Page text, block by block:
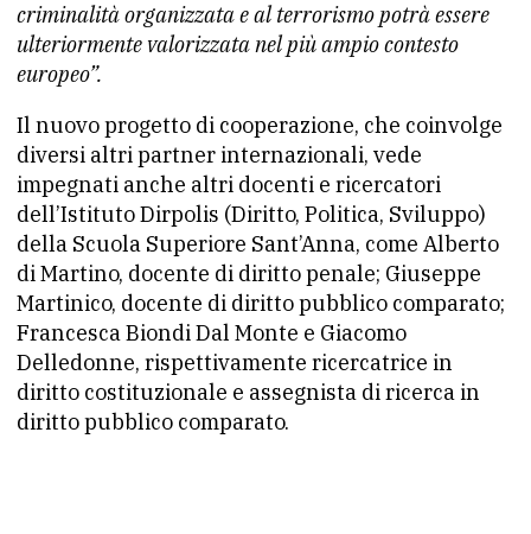
criminalità organizzata e al terrorismo potrà essere
ulteriormente valorizzata nel più ampio contesto
europeo”.
Il nuovo progetto di cooperazione, che coinvolge
diversi altri partner internazionali, vede
impegnati anche altri docenti e ricercatori
dell’Istituto Dirpolis (Diritto, Politica, Sviluppo)
della Scuola Superiore Sant’Anna, come Alberto
di Martino, docente di diritto penale; Giuseppe
Martinico, docente di diritto pubblico comparato;
Francesca Biondi Dal Monte e Giacomo
Delledonne, rispettivamente ricercatrice in
diritto costituzionale e assegnista di ricerca in
diritto pubblico comparato.